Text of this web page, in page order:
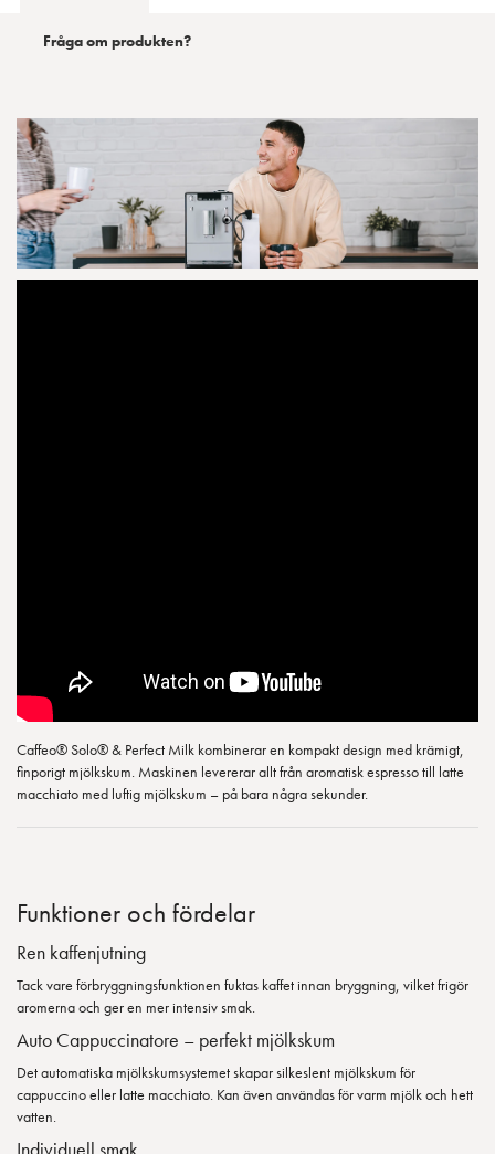
Fråga om produkten?
Caffeo® Solo® & Perfect Milk kombinerar en kompakt design med krämigt,
finporigt mjölkskum. Maskinen levererar allt från aromatisk espresso till latte
macchiato med luftig mjölkskum – på bara några sekunder.
Funktioner och fördelar
Ren kaffenjutning
Tack vare förbryggningsfunktionen fuktas kaffet innan bryggning, vilket frigör
aromerna och ger en mer intensiv smak.
Auto Cappuccinatore – perfekt mjölkskum
Det automatiska mjölkskumsystemet skapar silkeslent mjölkskum för
cappuccino eller latte macchiato. Kan även användas för varm mjölk och hett
vatten.
Individuell smak